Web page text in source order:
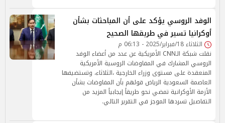
الوفد الروسي يؤكد على أن المباحثات بشأن
أوكرانيا تسير في طريقها الصحيح
الثلاثاء 18/فبراير/2025 - 06:13 م
نقلت شبكة الـCNN الأمريكية عن عدد من أعضاء الوفد
الروسي المشارك في المفاوضات الروسية الأمريكية
المنعقدة على مستوى وزراء الخارجية ،الثلاثاء، وتستضيفها
العاصمة السعودية الرياض قولهم بأن المفاوضات بشأن
الأزمة الأوكرانية تمضي نحو طريقاً إيجابياً المزيد من
التفاصيل تسردها الموجز في التقرير التالي.